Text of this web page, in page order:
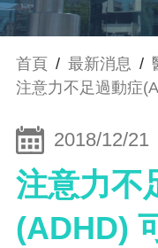
首頁 / 最新消息 /
注意力不足過動症
2018/12/21
注意力不
(ADHD)